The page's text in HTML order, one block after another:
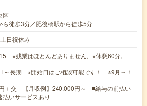
区
ら徒歩3分／肥後橋駅から徒歩5分
日祝休み
※残業はほとんどありません。※休憩60分。
～長期 ※開始日はご相談可能です！ ※9月～！
＋交 【月収例】240,000円～ ■給与の前払い
払いサービスあり